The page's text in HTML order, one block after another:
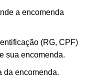
a encomenda
(RG, CPF)
sua encomenda.
da encomenda.